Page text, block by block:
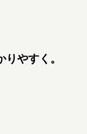
やすく。